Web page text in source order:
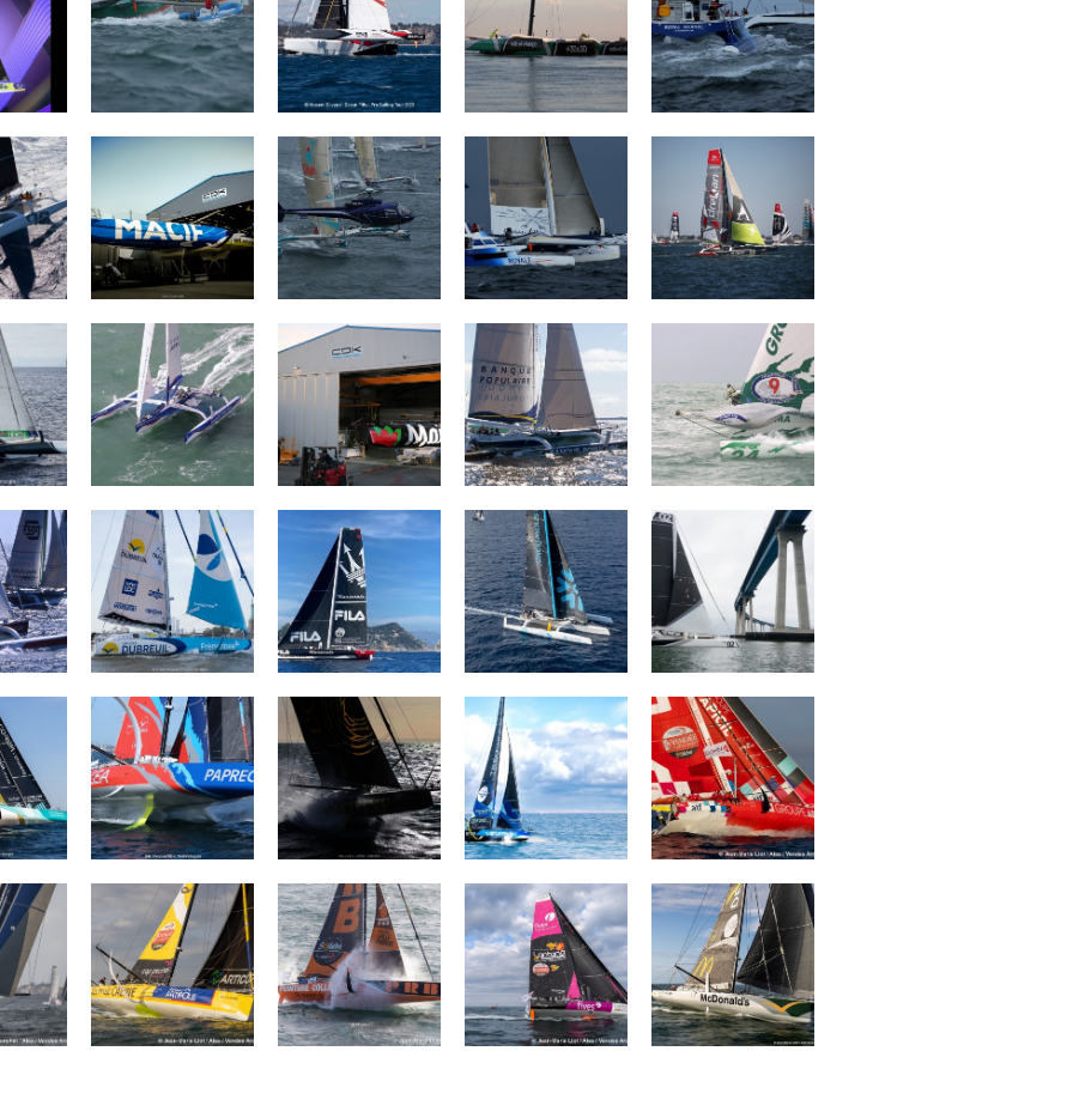
MACIF Santé
Prévoyance
Géant Ultim Emotion Groupe Drekan
Banque Populaire
III
MAÎTRE COQ V
Banque Populaire
II
Groupama I
Groupe Dubreuil MASERATI SNOWFLAKE ORION Racing
ARKEA PAPREC
L'OCCITANE en
Provence
TEAMWORK Team
Snef
Groupe APICIL
- Duo
La Mie Câline PRB
FIVES GROUP –
LANTANA
DEVENIR